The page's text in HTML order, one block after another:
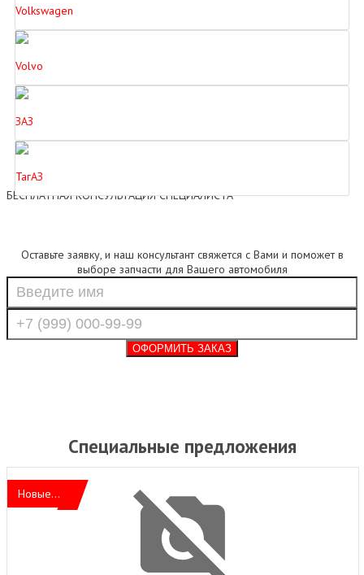
Volkswagen
Volvo
ЗАЗ
ТагАЗ
БЕСПЛАТНАЯ КОНСУЛЬТАЦИЯ СПЕЦИАЛИСТА
Оставьте заявку, и наш консультант свяжется с Вами и поможет в
выборе запчасти для Вашего автомобиля
Специальные предложения
Новые...